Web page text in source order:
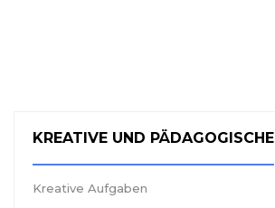
KREATIVE UND PÄDAGOGISCHE
Kreative Aufgaben